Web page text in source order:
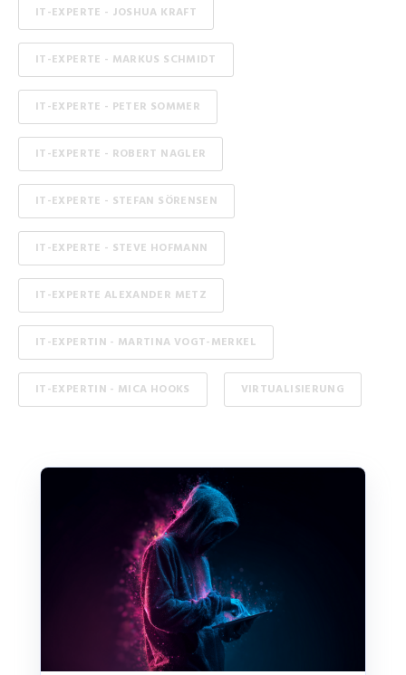
IT-EXPERTE - JOSHUA KRAFT
IT-EXPERTE - MARKUS SCHMIDT
IT-EXPERTE - PETER SOMMER
IT-EXPERTE - ROBERT NAGLER
IT-EXPERTE - STEFAN SÖRENSEN
IT-EXPERTE - STEVE HOFMANN
IT-EXPERTE ALEXANDER METZ
IT-EXPERTIN - MARTINA VOGT-MERKEL
IT-EXPERTIN - MICA HOOKS VIRTUALISIERUNG